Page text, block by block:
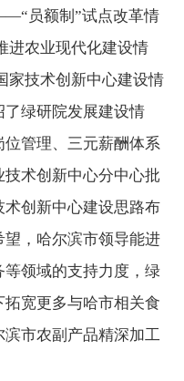
员额制”试点改革情
农业现代化建设情
技术创新中心建设情
绿研院发展建设情
管理、三元薪酬体系
术创新中心分中心批
创新中心建设思路布
，哈尔滨市领导能进
领域的支持力度，绿
宽更多与哈市相关食
市农副产品精深加工